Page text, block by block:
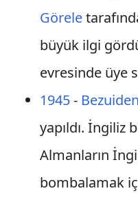
Görele
büyük ilgi
evresinde üye
1945-
yapıldı. İngiliz
Almanların
bombalamak